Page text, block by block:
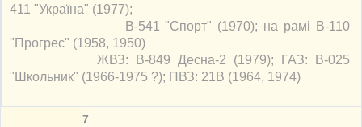
411 "Україна" (1977);
В-541 "Спорт" (1970); на рамі В-110
"Прогрес" (1958, 1950)
ЖВЗ: В-849 Десна-2 (1979); ГАЗ: В-025
"Школьник" (1966-1975 ?); ПВЗ: 21В (1964, 1974)
7